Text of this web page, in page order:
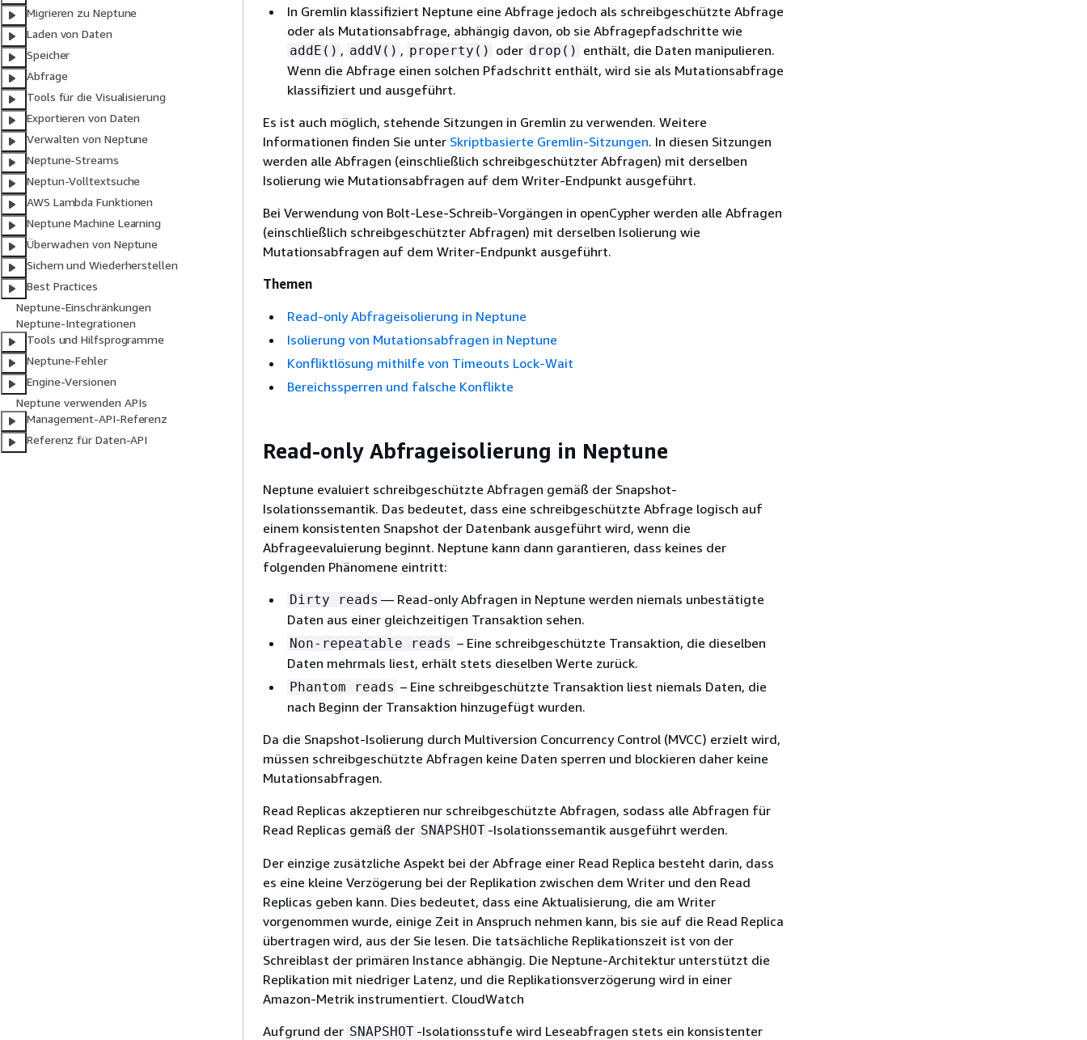
Migrieren zu Neptune
Laden von Daten
Speicher
Abfrage
Tools für die Visualisierung
Exportieren von Daten
Verwalten von Neptune
Neptune-Streams
Neptun-Volltextsuche
AWS Lambda Funktionen
Neptune Machine Learning
Überwachen von Neptune
Sichern und Wiederherstellen
Best Practices
Neptune-Einschränkungen
Neptune-Integrationen
Tools und Hilfsprogramme
Neptune-Fehler
Engine-Versionen
Neptune verwenden APIs
Management-API-Referenz
Referenz für Daten-API
In Gremlin klassifiziert Neptune eine Abfrage jedoch als schreibgeschützte Abfrage
oder als Mutationsabfrage, abhängig davon, ob sie Abfragepfadschritte wie
addE() , addV() , property() oder drop() enthält, die Daten manipulieren.
Wenn die Abfrage einen solchen Pfadschritt enthält, wird sie als Mutationsabfrage
klassifiziert und ausgeführt.
Es ist auch möglich, stehende Sitzungen in Gremlin zu verwenden. Weitere
Informationen finden Sie unter Skriptbasierte Gremlin-Sitzungen. In diesen Sitzungen
werden alle Abfragen (einschließlich schreibgeschützter Abfragen) mit derselben
Isolierung wie Mutationsabfragen auf dem Writer-Endpunkt ausgeführt.
Bei Verwendung von Bolt-Lese-Schreib-Vorgängen in openCypher werden alle Abfragen
(einschließlich schreibgeschützter Abfragen) mit derselben Isolierung wie
Mutationsabfragen auf dem Writer-Endpunkt ausgeführt.
Themen
Read-only Abfrageisolierung in Neptune
Isolierung von Mutationsabfragen in Neptune
Konfliktlösung mithilfe von Timeouts Lock-Wait
Bereichssperren und falsche Konflikte
Read-only Abfrageisolierung in Neptune
Neptune evaluiert schreibgeschützte Abfragen gemäß der Snapshot-
Isolationssemantik. Das bedeutet, dass eine schreibgeschützte Abfrage logisch auf
einem konsistenten Snapshot der Datenbank ausgeführt wird, wenn die
Abfrageevaluierung beginnt. Neptune kann dann garantieren, dass keines der
folgenden Phänomene eintritt:
Dirty reads — Read-only Abfragen in Neptune werden niemals unbestätigte
Daten aus einer gleichzeitigen Transaktion sehen.
Non-repeatable reads – Eine schreibgeschützte Transaktion, die dieselben
Daten mehrmals liest, erhält stets dieselben Werte zurück.
Phantom reads – Eine schreibgeschützte Transaktion liest niemals Daten, die
nach Beginn der Transaktion hinzugefügt wurden.
Da die Snapshot-Isolierung durch Multiversion Concurrency Control (MVCC) erzielt wird,
müssen schreibgeschützte Abfragen keine Daten sperren und blockieren daher keine
Mutationsabfragen.
Read Replicas akzeptieren nur schreibgeschützte Abfragen, sodass alle Abfragen für
Read Replicas gemäß der SNAPSHOT -Isolationssemantik ausgeführt werden.
Der einzige zusätzliche Aspekt bei der Abfrage einer Read Replica besteht darin, dass
es eine kleine Verzögerung bei der Replikation zwischen dem Writer und den Read
Replicas geben kann. Dies bedeutet, dass eine Aktualisierung, die am Writer
vorgenommen wurde, einige Zeit in Anspruch nehmen kann, bis sie auf die Read Replica
übertragen wird, aus der Sie lesen. Die tatsächliche Replikationszeit ist von der
Schreiblast der primären Instance abhängig. Die Neptune-Architektur unterstützt die
Replikation mit niedriger Latenz, und die Replikationsverzögerung wird in einer
Amazon-Metrik instrumentiert. CloudWatch
Aufgrund der SNAPSHOT -Isolationsstufe wird Leseabfragen stets ein konsistenter